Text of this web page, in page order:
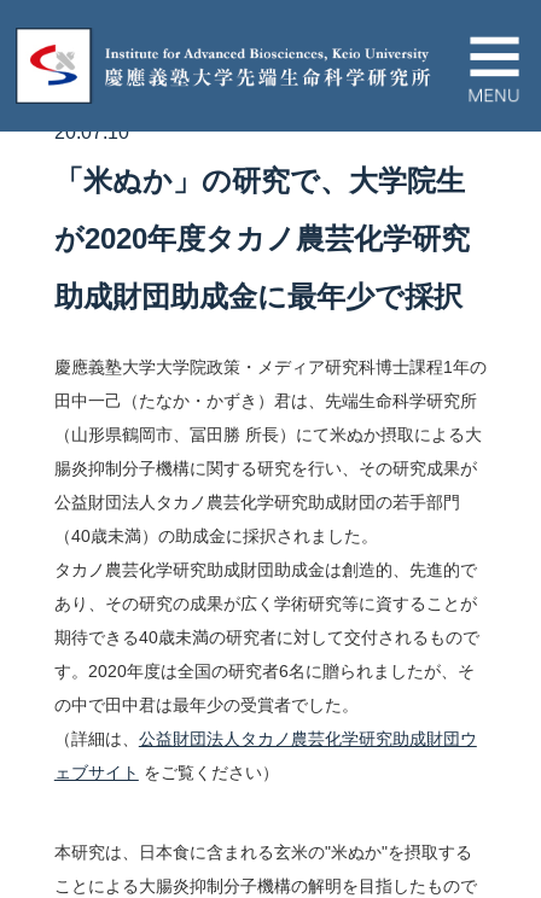
ニュース＆イベント
研究プロジェクト
論文/ハイライト
教育関連
産官学連携
問い合わせ
アクセス
鶴岡タウンキャンパス
20.07.10
「米ぬか」の研究で、大学院生
が2020年度タカノ農芸化学研究
助成財団助成金に最年少で採択
慶應義塾大学大学院政策・メディア研究科博士課程1年の
田中一己（たなか・かずき）君は、先端生命科学研究所
（山形県鶴岡市、冨田勝 所長）にて米ぬか摂取による大
腸炎抑制分子機構に関する研究を行い、その研究成果が
公益財団法人タカノ農芸化学研究助成財団の若手部門
（40歳未満）の助成金に採択されました。
タカノ農芸化学研究助成財団助成金は創造的、先進的で
あり、その研究の成果が広く学術研究等に資することが
期待できる40歳未満の研究者に対して交付されるもので
す。2020年度は全国の研究者6名に贈られましたが、そ
の中で田中君は最年少の受賞者でした。
（詳細は、 公益財団法人タカノ農芸化学研究助成財団ウ
ェブサイト をご覧ください）
本研究は、日本食に含まれる玄米の"米ぬか"を摂取する
ことによる大腸炎抑制分子機構の解明を目指したもので